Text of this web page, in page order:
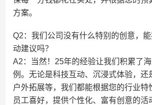
方案。
Q2：我们公司没有什么特别的创意，
动建议吗？
A2：当然！25年的经验让我们积累了
例。无论是科技互动、沉浸式体验，还
户外拓展等，我们都能根据您的行业特
员工喜好，提供个性化、富有创意的活